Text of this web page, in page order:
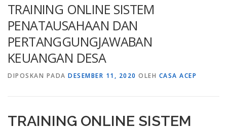
KONTAK KAMI SERTIFIKASI
TRAINING ONLINE SISTEM
PENATAUSAHAAN DAN
PERTANGGUNGJAWABAN
KEUANGAN DESA
DIPOSKAN PADA DESEMBER 11, 2020 OLEH CASA ACEP
TRAINING ONLINE SISTEM